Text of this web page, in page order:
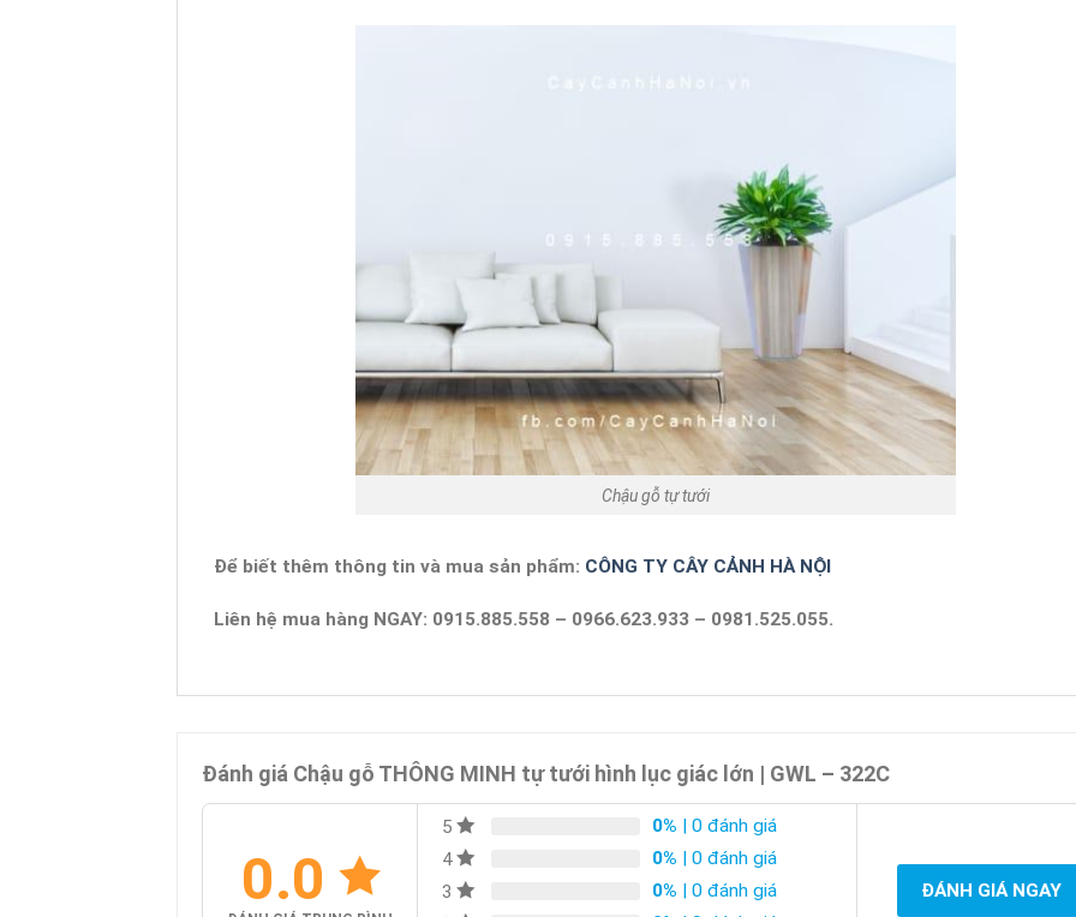
Chậu gỗ tự tưới
Để biết thêm thông tin và mua sản phẩm: CÔNG TY CÂY CẢNH HÀ NỘI
Liên hệ mua hàng NGAY: 0915.885.558 – 0966.623.933 – 0981.525.055.
Đánh giá Chậu gỗ THÔNG MINH tự tưới hình lục giác lớn | GWL – 322C
0.0
5 0% | 0 đánh giá
4
0% | 0 đánh giá
3
0% | 0 đánh giá
ĐÁNH GIÁ NGAY